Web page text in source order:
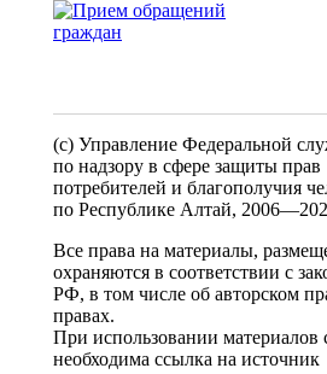
(c) Управление Федеральной
по надзору в сфере защиты прав
потребителей и благополучия
по Республике Алтай,
Все права на материалы,
охраняются в соответствии с
РФ, в том числе об авторском
правах.
При использовании материалов
необходима ссылка на источник